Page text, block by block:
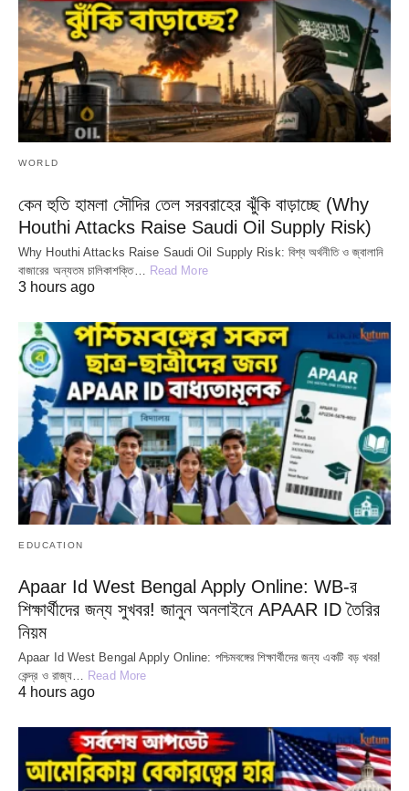
WORLD
কেন হুতি হামলা সৌদির তেল সরবরাহের ঝুঁকি বাড়াচ্ছে (Why
Houthi Attacks Raise Saudi Oil Supply Risk)
Why Houthi Attacks Raise Saudi Oil Supply Risk: বিশ্ব অর্থনীতি ও জ্বালানি
বাজারের অন্যতম চালিকাশক্তি… Read More
3 hours ago
EDUCATION
Apaar Id West Bengal Apply Online: WB-র
শিক্ষার্থীদের জন্য সুখবর! জানুন অনলাইনে APAAR ID তৈরির
নিয়ম
Apaar Id West Bengal Apply Online: পশ্চিমবঙ্গের শিক্ষার্থীদের জন্য একটি বড় খবর!
কেন্দ্র ও রাজ্য…
Read More
4 hours ago